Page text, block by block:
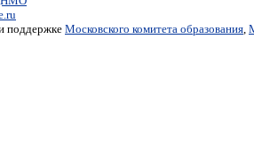
поддержке Московского комитета образования,